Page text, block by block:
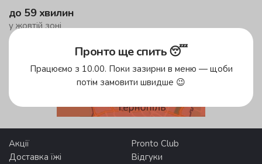
до 59 хвилин
у жовтій зоні
безкоштовна доставка
Акції
Pronto Club
Доставка їжі
Відгуки
Пронто ще спить 😴
Працюємо з 10.00. Поки зазирни в меню — щоби
потім замовити швидше 😉